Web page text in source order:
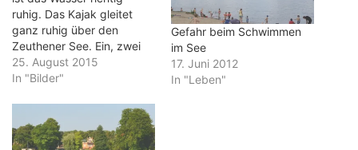
ruhig. Das Kajak gleitet
ganz ruhig über den
Zeuthener See. Ein, zwei
Stunden später sorgen die
Motorboote für einen
Wellengang. Aber jetzt,
da stimmt der alte
Satz: "Still ruht der See."
25. August 2015
In "Bilder"
Gefahr beim Schwimmen
im See
17. Juni 2012
In "Leben"